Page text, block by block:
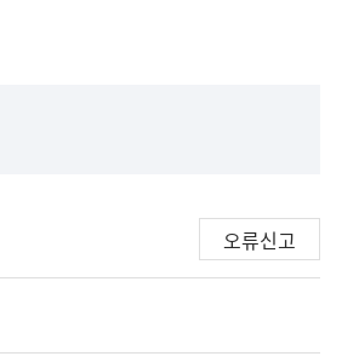
오류신고